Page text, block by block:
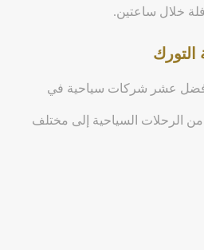
عشر شركات سياحية في
الرحلات السياحية إلى مختلف